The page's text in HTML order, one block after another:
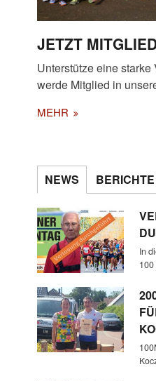
JETZT
Unterstütze eine
werde Mitglied in
MEHR
NEWS BERICHTE
In